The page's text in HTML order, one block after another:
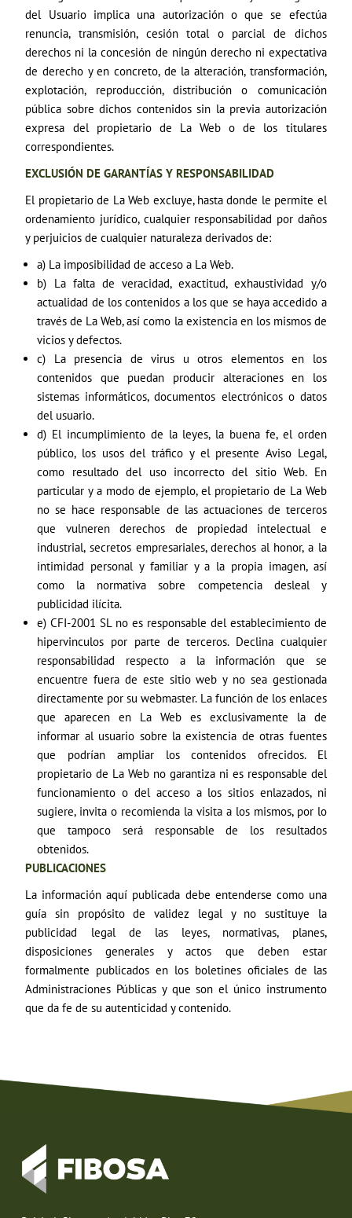
del Usuario implica una autorización o que se efectúa
renuncia, transmisión, cesión total o parcial de dichos
derechos ni la concesión de ningún derecho ni expectativa
de derecho y en concreto, de la alteración, transformación,
explotación, reproducción, distribución o comunicación
pública sobre dichos contenidos sin la previa autorización
expresa del propietario de La Web o de los titulares
correspondientes.
EXCLUSIÓN DE GARANTÍAS Y RESPONSABILIDAD
El propietario de La Web excluye, hasta donde le permite el
ordenamiento jurídico, cualquier responsabilidad por daños
y perjuicios de cualquier naturaleza derivados de:
a) La imposibilidad de acceso a La Web.
b) La falta de veracidad, exactitud, exhaustividad y/o
actualidad de los contenidos a los que se haya accedido a
través de La Web, así como la existencia en los mismos de
vicios y defectos.
c) La presencia de virus u otros elementos en los
contenidos que puedan producir alteraciones en los
sistemas informáticos, documentos electrónicos o datos
del usuario.
d) El incumplimiento de la leyes, la buena fe, el orden
público, los usos del tráfico y el presente Aviso Legal,
como resultado del uso incorrecto del sitio Web. En
particular y a modo de ejemplo, el propietario de La Web
no se hace responsable de las actuaciones de terceros
que vulneren derechos de propiedad intelectual e
industrial, secretos empresariales, derechos al honor, a la
intimidad personal y familiar y a la propia imagen, así
como la normativa sobre competencia desleal y
publicidad ilícita.
e) CFI-2001 SL no es responsable del establecimiento de
hipervinculos por parte de terceros. Declina cualquier
responsabilidad respecto a la información que se
encuentre fuera de este sitio web y no sea gestionada
directamente por su webmaster. La función de los enlaces
que aparecen en La Web es exclusivamente la de
informar al usuario sobre la existencia de otras fuentes
que podrían ampliar los contenidos ofrecidos. El
propietario de La Web no garantiza ni es responsable del
funcionamiento o del acceso a los sitios enlazados, ni
sugiere, invita o recomienda la visita a los mismos, por lo
que tampoco será responsable de los resultados
obtenidos.
PUBLICACIONES
La información aquí publicada debe entenderse como una
guía sin propósito de validez legal y no sustituye la
publicidad legal de las leyes, normativas, planes,
disposiciones generales y actos que deben estar
formalmente publicados en los boletines oficiales de las
Administraciones Públicas y que son el único instrumento
que da fe de su autenticidad y contenido.